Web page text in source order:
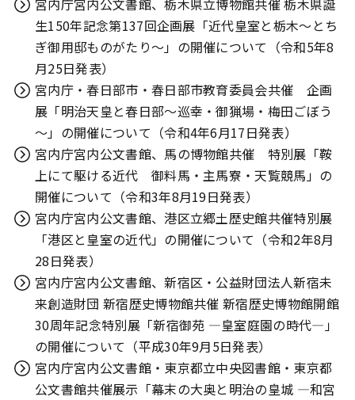
宮内庁宮内公文書館、栃木県立博物館共催 栃木県誕
生150年記念第137回企画展「近代皇室と栃木～とち
ぎ御用邸ものがたり～」の開催について（令和5年8
月25日発表）
宮内庁・春日部市・春日部市教育委員会共催 企画
展「明治天皇と春日部～巡幸・御猟場・梅田ごぼう
～」の開催について（令和4年6月17日発表）
宮内庁宮内公文書館、馬の博物館共催 特別展「鞍
上にて駆ける近代 御料馬・主馬寮・天覧競馬」の
開催について（令和3年8月19日発表）
宮内庁宮内公文書館、港区立郷土歴史館共催特別展
「港区と皇室の近代」の開催について（令和2年8月
28日発表）
宮内庁宮内公文書館、新宿区・公益財団法人新宿未
来創造財団 新宿歴史博物館共催 新宿歴史博物館開館
30周年記念特別展「新宿御苑 ―皇室庭園の時代―」
の開催について（平成30年9月5日発表）
宮内庁宮内公文書館・東京都立中央図書館・東京都
公文書館共催展示「幕末の大奥と明治の皇城 ―和宮